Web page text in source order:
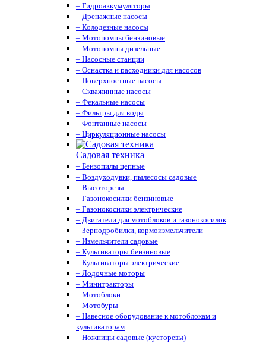
– Гидроаккумуляторы
– Дренажные насосы
– Колодезные насосы
– Мотопомпы бензиновые
– Мотопомпы дизельные
– Насосные станции
– Оснастка и расходники для насосов
– Поверхностные насосы
– Скважинные насосы
– Фекальные насосы
– Фильтры для воды
– Фонтанные насосы
– Циркуляционные насосы
Садовая техника
– Бензопилы цепные
– Воздуходувки, пылесосы садовые
– Высоторезы
– Газонокосилки бензиновые
– Газонокосилки электрические
– Двигатели для мотоблоков и газонокосилок
– Зернодробилки, кормоизмельчители
– Измельчители садовые
– Культиваторы бензиновые
– Культиваторы электрические
– Лодочные моторы
– Минитракторы
– Мотоблоки
– Мотобуры
– Навесное оборудование к мотоблокам и
культиваторам
– Ножницы садовые (кусторезы)